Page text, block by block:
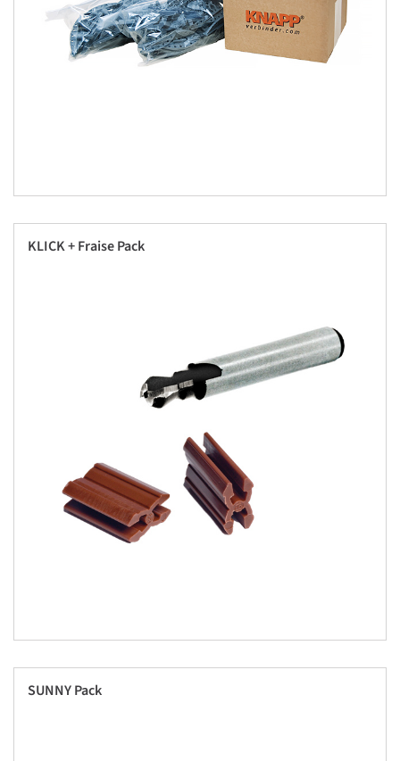
KLICK + Fraise Pack
SUNNY Pack